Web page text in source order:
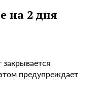
на 2 дня
предупреждает